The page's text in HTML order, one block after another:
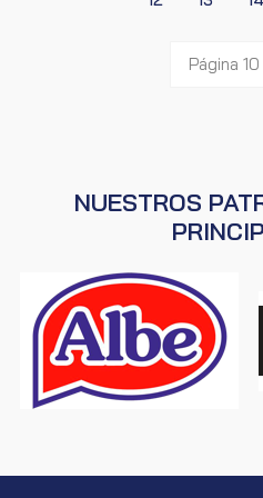
Página
NUESTROS